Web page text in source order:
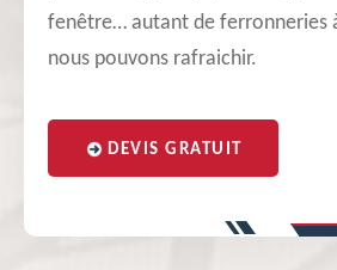
fenêtre… autant de ferronneries
nous pouvons rafraichir.
DEVIS GRATUIT